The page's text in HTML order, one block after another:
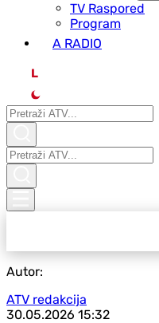
ТV Raspored
Program
A RADIO
L
Autor:
ATV redakcija
30.05.2026 15:32